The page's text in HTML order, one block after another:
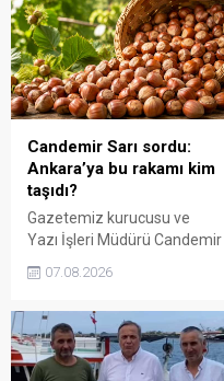
emeğinin korunmasını
istedi. Karaibrahim,
sürdürülebilir üretim için
fiyat politikasının yeniden
değerlendirilmesi gerektiğini
söyledi.
Candemir Sarı sordu:
Ankara’ya bu rakamı kim
taşıdı?
Gazetemiz kurucusu ve
Yazı İşleri Müdürü Candemir
tartışmalarını köşesine
300 liraya ulaştığı bir
dönemde Ankara’ya 240
liralık fiyat teklifi
07.08.2026